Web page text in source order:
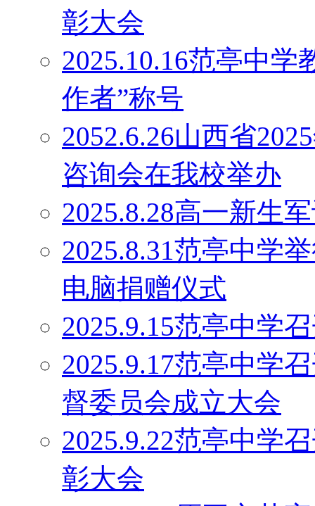
彰大会
2025.10.16范亭中
作者”称号
2052.6.26山西省
咨询会在我校举办
2025.8.28高一新生
2025.8.31范亭中学
电脑捐赠仪式
2025.9.15范亭中学
2025.9.17范亭中学
督委员会成立大会
2025.9.22范亭中学
彰大会